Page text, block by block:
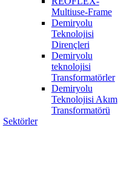
Multiuse-Frame
Demiryolu
Teknolojisi
Dirençleri
Demiryolu
teknolojisi
Transformatörler
Demiryolu
Teknolojisi Akım
Transformatörü
Sektörler